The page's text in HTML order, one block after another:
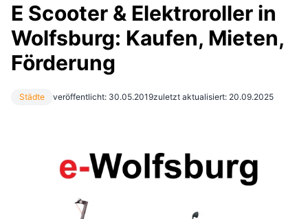
E Scooter & Elektroroller in
Wolfsburg: Kaufen, Mieten,
Förderung
Städte veröffentlicht: 30.05.2019zuletzt aktualisiert: 20.09.2025